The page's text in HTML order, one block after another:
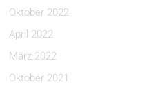
Oktober 2022
April 2022
März 2022
Oktober 2021